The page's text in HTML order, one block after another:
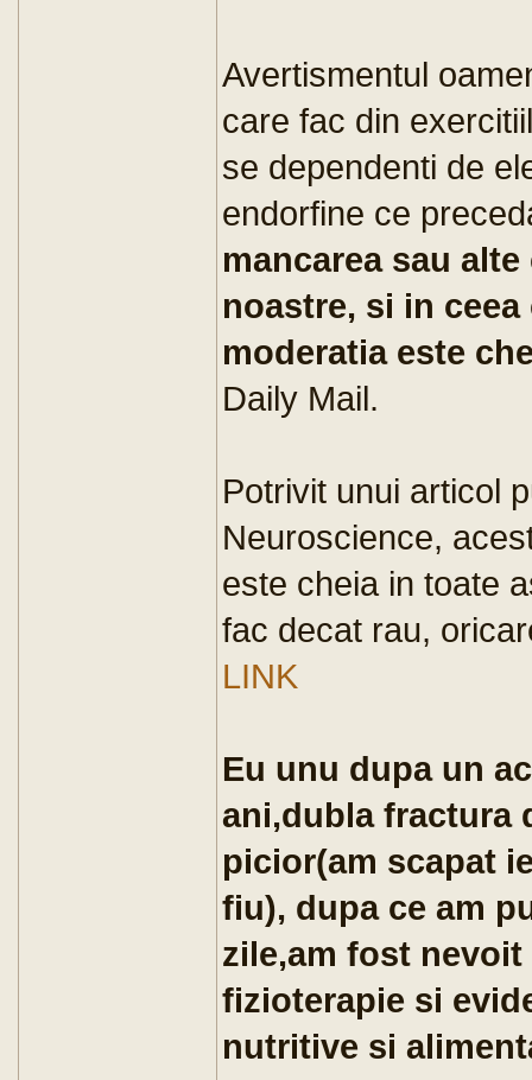
Avertismentul
care fac din
se dependenti de
endorfine ce
mancarea sau
noastre, si in
moderatia este
Daily Mail.
Potrivit unui articol
Neuroscience,
este cheia in toate
fac decat rau,
LINK
Eu unu dupa un
ani,dubla fractura
picior(am scapat
fiu), dupa ce am
zile,am fost
fizioterapie si
nutritive si